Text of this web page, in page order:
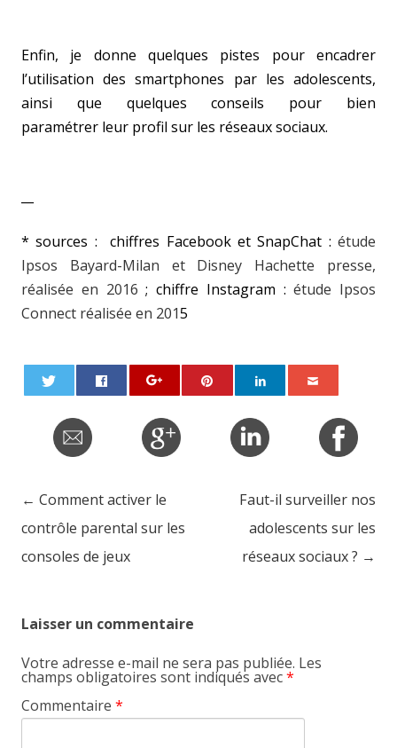
Enfin, je donne quelques pistes pour encadrer
l’utilisation des smartphones par les adolescents,
ainsi que quelques conseils pour bien
paramétrer leur profil sur les réseaux sociaux.
*sources : chiffres Facebook et SnapChat :étude
Ipsos Bayard-Milan et Disney Hachette presse,
réalisée en 2016 ; chiffre Instagram :étude Ipsos
Connect réalisée en 2015
Post navigation
← Comment activer le
contrôle parental sur les
consoles de jeux
Faut-il surveiller nos
adolescents sur les
réseaux sociaux ? →
Laisser un commentaire
Votre adresse e-mail ne sera pas publiée. Les
champs obligatoires sont indiqués avec*
Commentaire *